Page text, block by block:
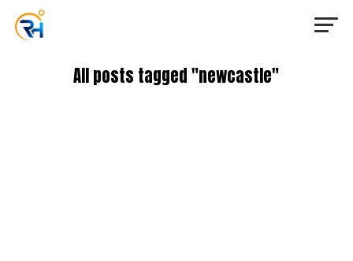
All posts tagged "newcastle"